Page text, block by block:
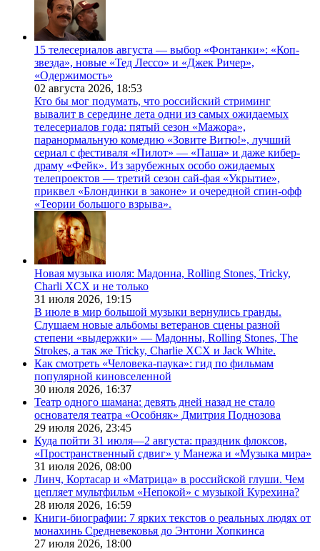
15 телесериалов августа — выбор «Фонтанки»: «Коп-
звезда», новые «Тед Лессо» и «Джек Ричер»,
«Одержимость»
02 августа 2026, 18:53
Кто бы мог подумать, что российский стриминг
вывалит в середине лета одни из самых ожидаемых
телесериалов года: пятый сезон «Мажора»,
паранормальную комедию «Зовите Витю!», лучший
сериал с фестиваля «Пилот» — «Паша» и даже кибер-
драму «Фейк». Из зарубежных особо ожидаемых
телепроектов — третий сезон сай-фая «Укрытие»,
приквел «Блондинки в законе» и очередной спин-офф
«Теории большого взрыва».
Новая музыка июля: Мадонна, Rolling Stones, Tricky,
Charli XCX и не только
31 июля 2026, 19:15
В июле в мир большой музыки вернулись гранды.
Слушаем новые альбомы ветеранов сцены разной
степени «выдержки» — Мадонны, Rolling Stones, The
Strokes, а так же Tricky, Charlie XCX и Jack White.
Как смотреть «Человека-паука»: гид по фильмам
популярной киновселенной
30 июля 2026, 16:37
Театр одного шамана: девять дней назад не стало
основателя театра «Особняк» Дмитрия Поднозова
29 июля 2026, 23:45
Куда пойти 31 июля—2 августа: праздник флоксов,
«Пространственный сдвиг» у Манежа и «Музыка мира»
31 июля 2026, 08:00
Линч, Кортасар и «Матрица» в российской глуши. Чем
цепляет мультфильм «Непокой» с музыкой Курехина?
28 июля 2026, 16:59
Книги-биографии: 7 ярких текстов о реальных людях от
монахинь Средневековья до Энтони Хопкинса
27 июля 2026, 18:00